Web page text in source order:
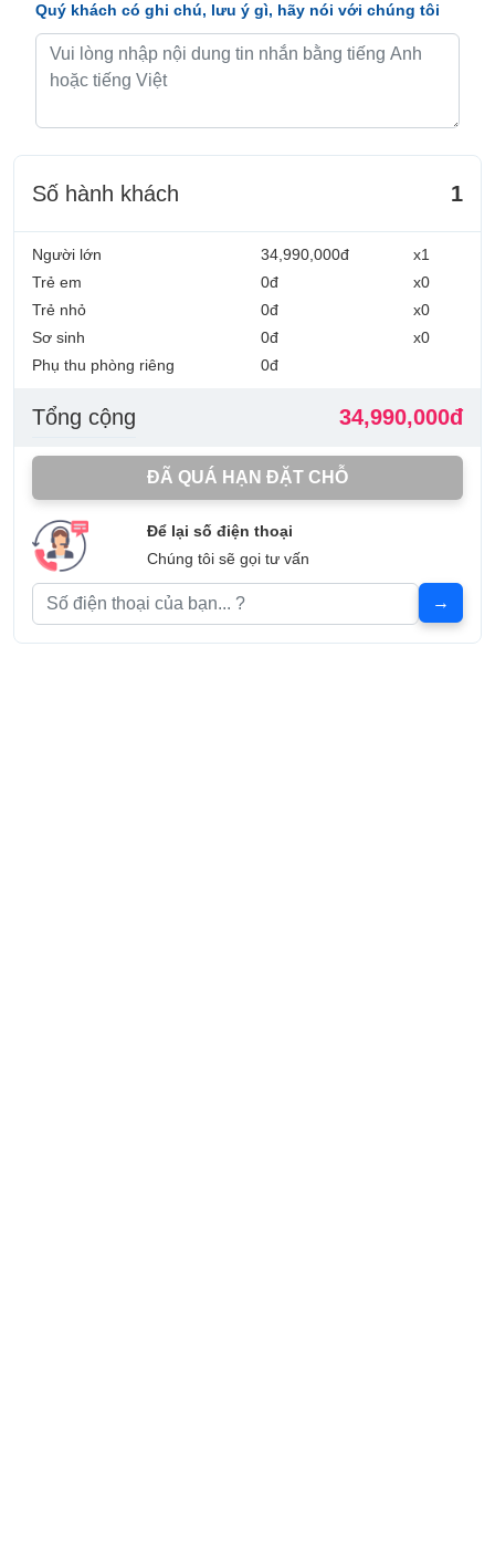
Quý khách có ghi chú, lưu ý gì, hãy nói với chúng tôi
Số hành khách 1
Người lớn
Trẻ em
Trẻ nhỏ
Sơ sinh
Phụ thu phòng riêng
34,990,000đ
0đ
0đ
0đ
0đ
x1
x0
x0
x0
Tổng cộng 34,990,000đ
ĐÃ QUÁ HẠN ĐẶT CHỖ
Để lại số điện thoại
Chúng tôi sẽ gọi tư vấn